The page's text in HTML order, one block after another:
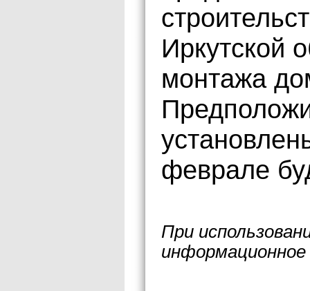
Иркутской
монтажа
феврале
При